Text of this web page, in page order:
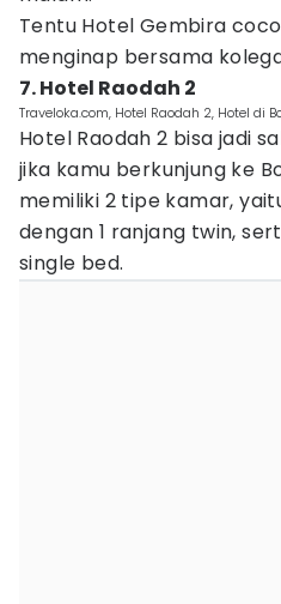
Tentu Hotel Gembira
menginap bersama
7. Hotel Raodah 2
Traveloka.com, Hotel Raodah 2, Hotel di
Hotel Raodah 2 bisa jadi
jika kamu berkunjung ke
memiliki 2 tipe kamar,
dengan 1 ranjang twin,
single bed.